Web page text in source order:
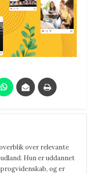
over relevante
Hun er uddannet
og er